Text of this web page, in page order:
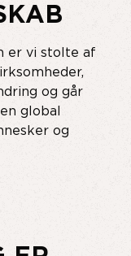
er vi stolte af
og går
global
og